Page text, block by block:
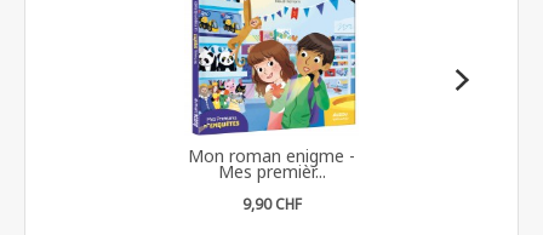
Mon roman enigme -
Mes premièr...
9,90 CHF